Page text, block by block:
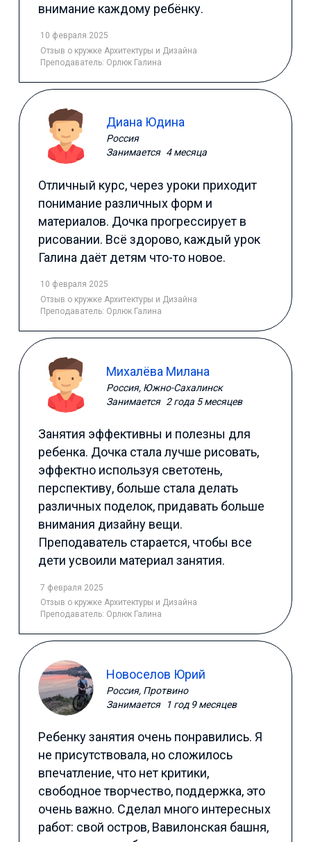
внимание каждому ребёнку.
10 февраля 2025
Отзыв о кружке Архитектуры и Дизайна
Преподаватель: Орлюк Галина
Диана Юдина
Россия
Занимается 4 месяца
Отличный курс, через уроки приходит
понимание различных форм и
материалов. Дочка прогрессирует в
рисовании. Всё здорово, каждый урок
Галина даёт детям что-то новое.
10 февраля 2025
Отзыв о кружке Архитектуры и Дизайна
Преподаватель: Орлюк Галина
Михалёва Милана
Россия, Южно-Сахалинск
Занимается 2 года 5 месяцев
Занятия эффективны и полезны для
ребенка. Дочка стала лучше рисовать,
эффектно используя светотень,
перспективу, больше стала делать
различных поделок, придавать больше
внимания дизайну вещи.
Преподаватель старается, чтобы все
дети усвоили материал занятия.
7 февраля 2025
Отзыв о кружке Архитектуры и Дизайна
Преподаватель: Орлюк Галина
Новоселов Юрий
Россия, Протвино
Занимается
1 год 9 месяцев
Ребенку занятия очень понравились. Я
не присутствовала, но сложилось
впечатление, что нет критики,
свободное творчество, поддержка, это
очень важно. Сделал много интересных
работ: свой остров, Вавилонская башня,